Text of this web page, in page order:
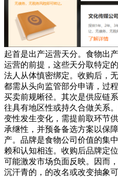
起首是出产运营天分。食物出
运营的前提，这些天分取特定
法人从体慎密绑定。收购后，
都需从头向监管部分申请，过
买卖前规晰径。其次是供应链
往具有地区性或持久合做关系
变性发生变化，需提前取环节
承继性，并预备备选方案以保
产。品牌是食物公司价值的集
赖和认知相连。收购后品牌定
可能激发市场负面反映。因而
沉汗青的，的改名或改变抽象